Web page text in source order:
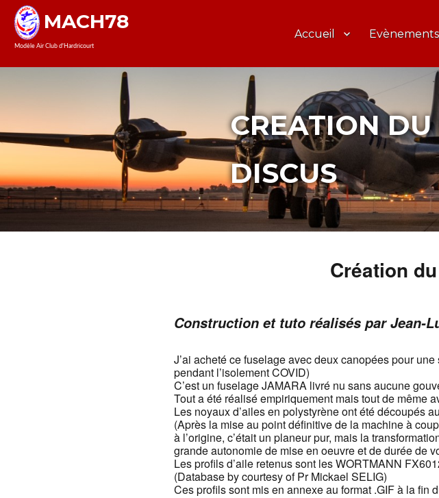
MACH78
Modèle Air Club d'Hardricourt
Accueil Evènements
CREATION
DISCUS
Création
Construction et tuto réalisés par Jean-
J’ai acheté ce fuselage avec deux canopées pour
pendant l’isolement COVID)
C’est un fuselage JAMARA livré nu sans aucune
Tout a été réalisé empiriquement mais tout de même
Les noyaux d’ailes en polystyrène ont été découpés
(Après la mise au point définitive de la machine à
à l’origine, c’était un planeur pur, mais la
grande autonomie de mise en oeuvre et de durée de
Les profils d’aile retenus sont les WORTMANN
(Database by courtesy of Pr Mickael SELIG)
Ces profils sont mis en annexe au format .GIF à la fin